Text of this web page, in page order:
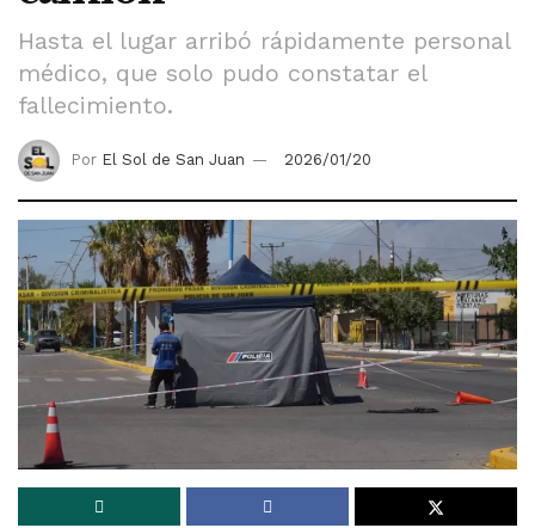
Hasta el lugar arribó rápidamente personal
médico, que solo pudo constatar el
fallecimiento.
Por El Sol de San Juan 2026/01/20